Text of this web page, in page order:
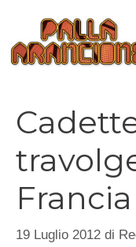
contenuto
Francia
19 Luglio 2012 di